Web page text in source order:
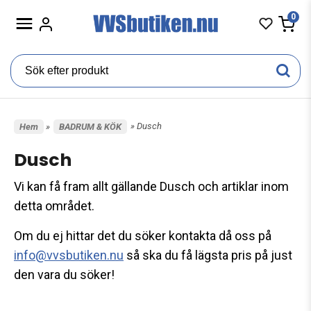
0
Hem » BADRUM & KÖK » Dusch
Dusch
Vi kan få fram allt gällande Dusch och artiklar inom
detta området.
Om du ej hittar det du söker kontakta då oss på
info@vvsbutiken.nu så ska du få lägsta pris på just
den vara du söker!